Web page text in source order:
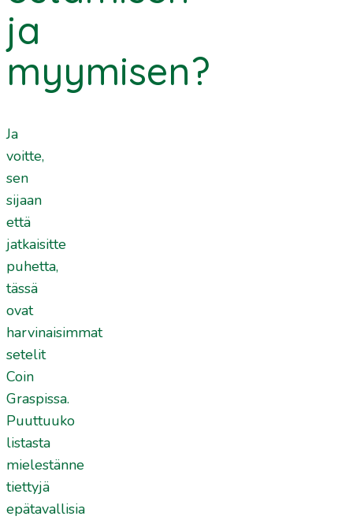
ja
myymisen?
Ja
voitte,
sen
sijaan
että
jatkaisitte
puhetta,
tässä
ovat
harvinaisimmat
setelit
Coin
Graspissa.
Puuttuuko
listasta
mielestänne
tiettyjä
epätavallisia